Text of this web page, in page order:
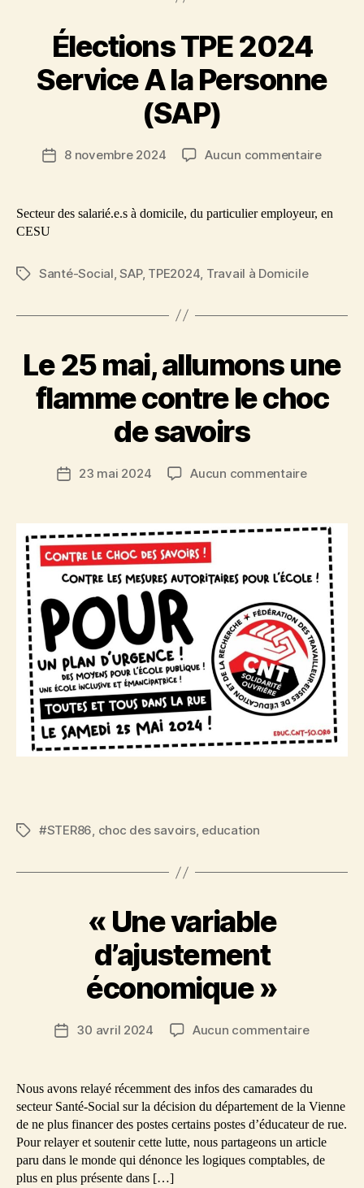
Élections TPE 2024
Service A la Personne
(SAP)
Date8 novembre 2024 Aucun commentairesur
2024
Secteur des salarié.e.s à domicile, du particulier employeur, en
CESU
Étiquettes
Santé-Social,SAP, TPE2024, Travail à Domicile
Le 25 mai, allumons une
flamme contre le choc
de savoirs
Date23 mai 2024 Aucun commentairesur
mai,
allumons
flamme
contre
le
choc
de
savoirs
Étiquettes
#STER86, choc des savoirs, education
« Une variable
d’ajustement
économique »
Date30 avril 2024 Aucun commentairesur
Nous avons relayé récemment des infos des camarades du
secteur Santé-Social sur la décision du département de la Vienne
de ne plus financer des postes certains postes d’éducateur de rue.
Pour relayer et soutenir cette lutte, nous partageons un article
paru dans le monde qui dénonce les logiques comptables, de
plus en plus présente dans […]